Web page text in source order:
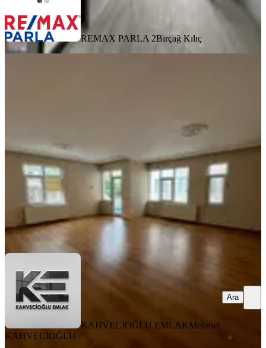
REMAX PARLA 2Birçağ Kılıç
07.08.2026
13.500 ₺
KAHVECİOĞLU EMLAKMehmet KAHVECİOĞLU
Ara
KAHVECİOĞLU EMLAKMehmet
KAHVECİOĞLU
Ara